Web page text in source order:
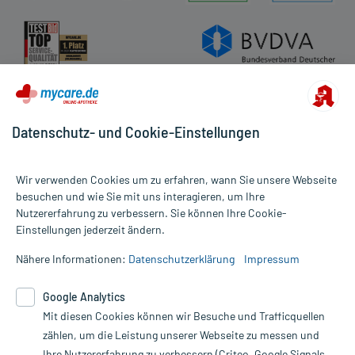
Cookie-Einstellungen
Rückgabe/Widerruf
Alle Preise gelten inkl. MwSt., ggf. zzgl. Versandkosten
Informationen auf dieser Website werden ausschließlich für
die Untersuchung und Behandlung durch einen Arzt. Bitte
Therapien eingeleitet werden können. | Diese Webseite benutzt
Google Analytics. Lesen Sie bitte dazu die wichtigen Hinweise in
unserer Datenschutzerklärung. Für den Widerruf einer Bestellung
nutzen Sie das Formular:
Datenschutz- und Cookie-Einstellungen
Wir verwenden Cookies um zu erfahren, wann Sie unsere Webseite
besuchen und wie Sie mit uns interagieren, um Ihre
Nutzererfahrung zu verbessern. Sie können Ihre Cookie-
Einstellungen jederzeit ändern.
Nähere Informationen: Datenschutzerklärung Impressum
Google Analytics
Mit diesen Cookies können wir Besuche und Trafficquellen
zählen, um die Leistung unserer Webseite zu messen und